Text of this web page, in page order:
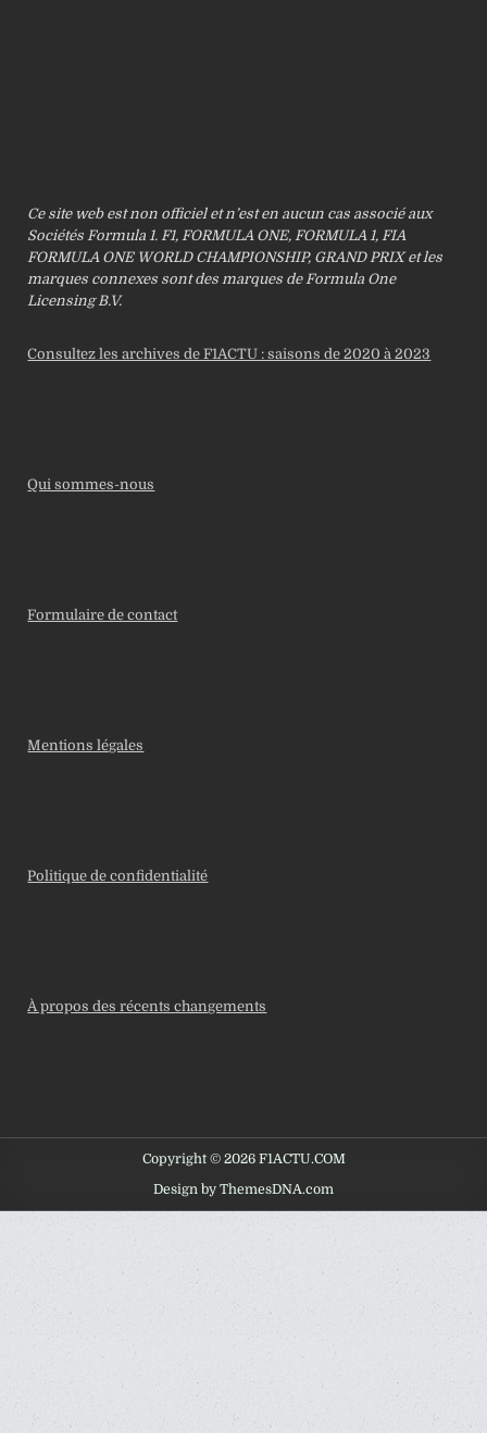
Ce site web est non officiel et n’est en aucun cas associé aux
Sociétés Formula 1. F1, FORMULA ONE, FORMULA 1, FIA
FORMULA ONE WORLD CHAMPIONSHIP, GRAND PRIX et les
marques connexes sont des marques de Formula One
Licensing B.V.
Consultez les archives de F1ACTU : saisons de 2020 à 2023
Qui sommes-nous
Formulaire de contact
Mentions légales
Politique de confidentialité
À propos des récents changements
Copyright © 2026 F1ACTU.COM
Design by ThemesDNA.com